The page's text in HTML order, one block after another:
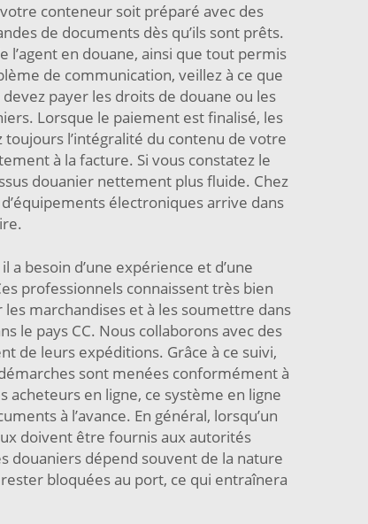
conteneur soit préparé avec des
de documents dès qu’ils sont prêts.
l’agent en douane, ainsi que tout permis
de communication, veillez à ce que
payer les droits de douane ou les
Lorsque le paiement est finalisé, les
l’intégralité du contenu de votre
à la facture. Si vous constatez le
douanier nettement plus fluide. Chez
électroniques arrive dans
besoin d’une expérience et d’une
professionnels connaissent très bien
marchandises et à les soumettre dans
le pays CC. Nous collaborons avec des
de leurs expéditions. Grâce à ce suivi,
sont menées conformément à
en ligne, ce système en ligne
à l’avance. En général, lorsqu’un
doivent être fournis aux autorités
douaniers dépend souvent de la nature
bloquées au port, ce qui entraînera